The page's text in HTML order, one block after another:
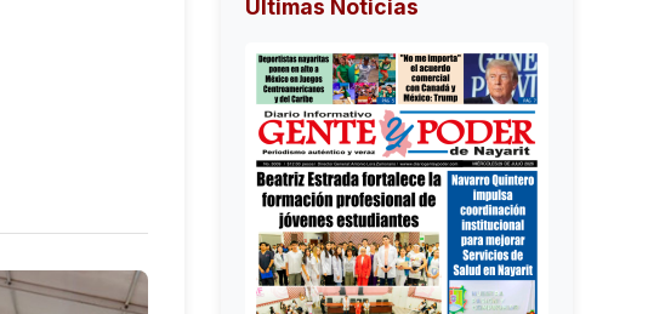
Últimas Noticias